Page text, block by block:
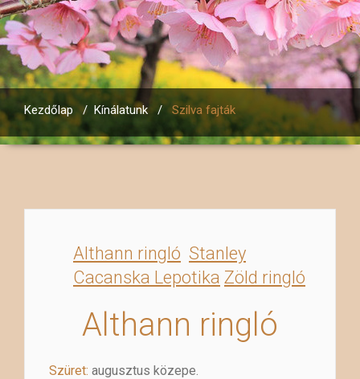
Kezdőlap / Kínálatunk/ Szilva fajták
Althann ringló Stanley
Cacanska Lepotika Zöld ringló
Althann ringló
Szüret: augusztus közepe.